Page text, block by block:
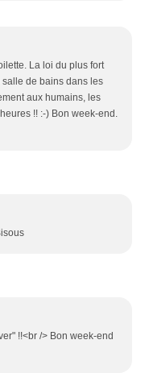
La loi du plus fort
de bains dans les
aux humains, les
!! :-) Bon week-end.
!!<br /> Bon week-end